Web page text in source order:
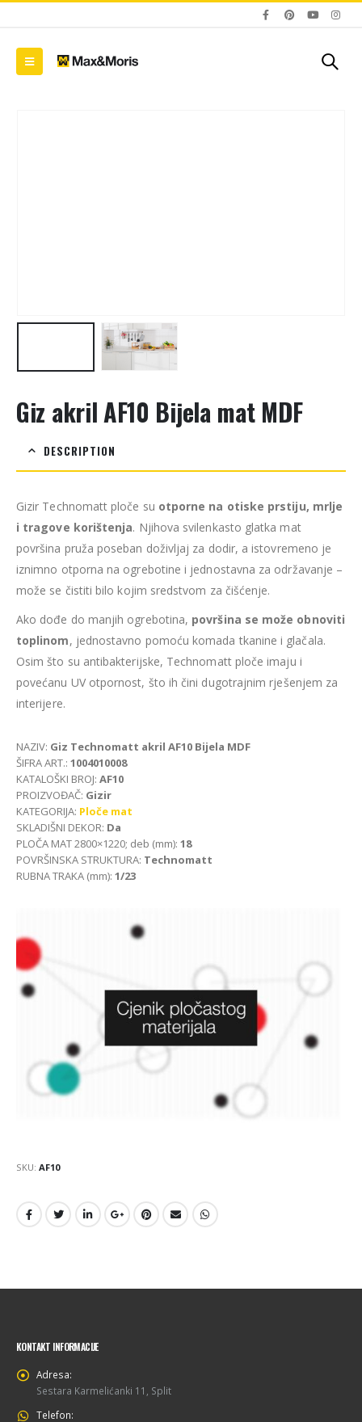
Giz akril AF10 Bijela mat MDF
DESCRIPTION
Gizir Technomatt ploče su otporne na otiske prstiju, mrlje
i tragove korištenja. Njihova svilenkasto glatka mat
površina pruža poseban doživljaj za dodir, a istovremeno je
iznimno otporna na ogrebotine i jednostavna za održavanje –
može se čistiti bilo kojim sredstvom za čišćenje.
Ako dođe do manjih ogrebotina, površina se može obnoviti
toplinom, jednostavno pomoću komada tkanine i glačala.
Osim što su antibakterijske, Technomatt ploče imaju i
povećanu UV otpornost, što ih čini dugotrajnim rješenjem za
interijere.
NAZIV: Giz Technomatt akril AF10 Bijela MDF
ŠIFRA ART.: 1004010008
KATALOŠKI BROJ: AF10
PROIZVOĐAČ: Gizir
KATEGORIJA: Ploče mat
SKLADIŠNI DEKOR: Da
PLOČA MAT 2800×1220; deb (mm): 18
POVRŠINSKA STRUKTURA: Technomatt
RUBNA TRAKA (mm): 1/23
SKU: AF10
KONTAKT INFORMACIJE
Adresa:
Sestara Karmelićanki 11, Split
Telefon: